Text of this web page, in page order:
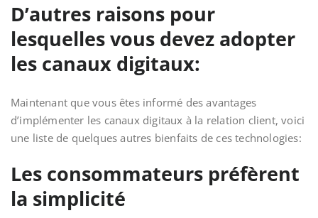
D’autres raisons pour
lesquelles vous devez adopter
les canaux digitaux:
Maintenant que vous êtes informé des avantages
d’implémenter les canaux digitaux à la relation client, voici
une liste de quelques autres bienfaits de ces technologies:
Les consommateurs préfèrent
la simplicité